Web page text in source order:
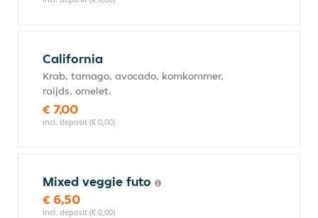
California
Krab, tamago, avocado, komkommer,
raijds, omelet.
€ 7,00
incl. deposit (€ 0,00)
Mixed veggie futo
€ 6,50
incl. deposit (€ 0,00)